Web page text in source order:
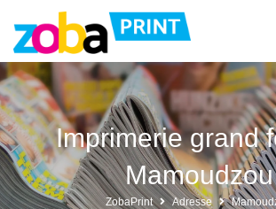
Imprimerie grand
Mamoudzou
ZobaPrint Adresse